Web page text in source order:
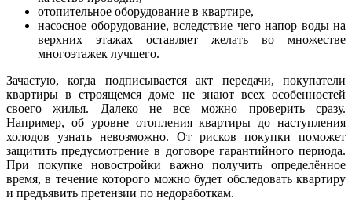
отопительное оборудование в квартире,
насосное оборудование, вследствие чего напор воды на
верхних этажах оставляет желать во множестве
многоэтажек лучшего.
Зачастую, когда подписывается акт передачи, покупатели
квартиры в строящемся доме не знают всех особенностей
своего жилья. Далеко не все можно проверить сразу.
Например, об уровне отопления квартиры до наступления
холодов узнать невозможно. От рисков покупки поможет
защитить предусмотрение в договоре гарантийного периода.
При покупке новостройки важно получить определённое
время, в течение которого можно будет обследовать квартиру
и предъявить претензии по недоработкам.